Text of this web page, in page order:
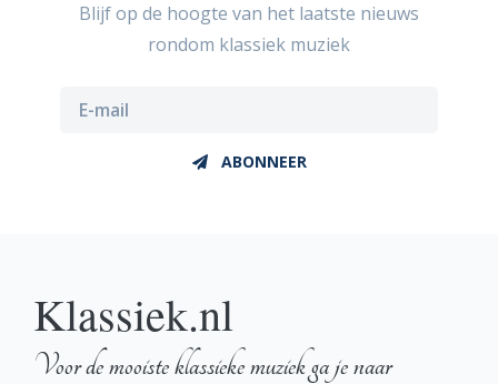
Blijf op de hoogte van het laatste nieuws
rondom klassiek muziek
ABONNEER
Klassiek.nl
Voor de mooiste klassieke muziek ga je naar